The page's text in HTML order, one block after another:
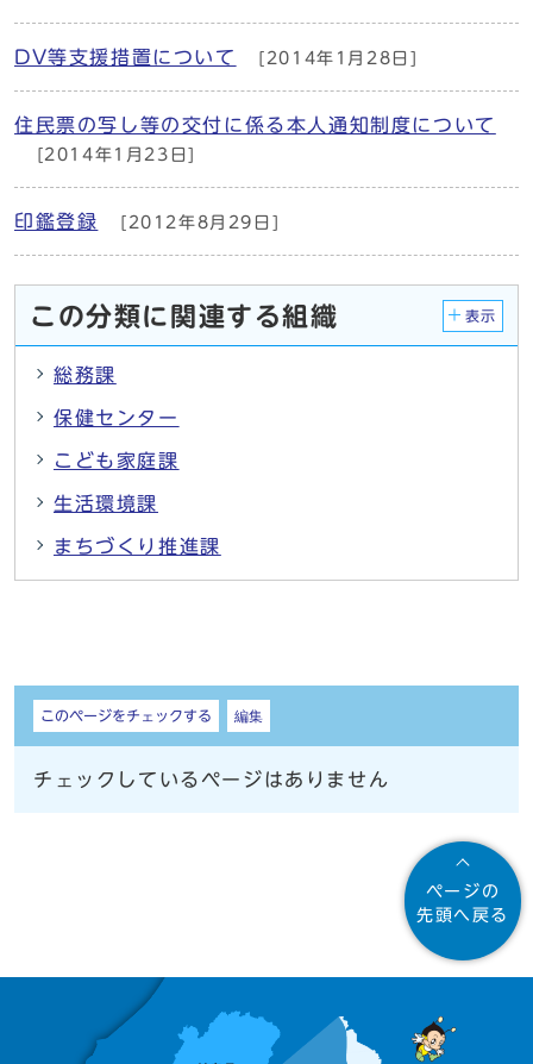
DV等支援措置について [2014年1月28日]
住民票の写し等の交付に係る本人通知制度について
[2014年1月23日]
印鑑登録 [2012年8月29日]
この分類に関連する組織 表示
総務課
保健センター
こども家庭課
生活環境課
まちづくり推進課
しおり
このページをチェックする 編集
チェックしているページはありません
ページの
先頭へ戻る